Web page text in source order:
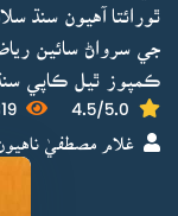
ٿورائتا آهيون سنڌ
جي سرواڻ سائين
ڪمپوز ٿيل ڪاپي
4.5/5.0
غلام مصطفيٰ ناهيون